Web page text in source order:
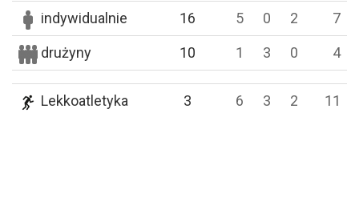
indywidualnie 16 5 0 2 7
drużyny 10 1 3 0 4
Lekkoatletyka 3 6 3 2 11